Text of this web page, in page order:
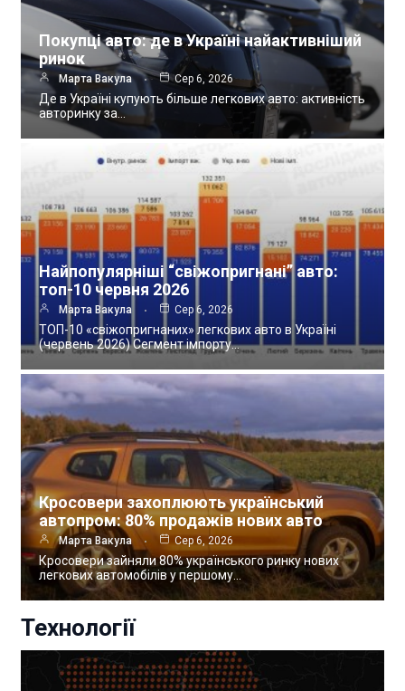
Покупці авто: де в Україні найактивніший
ринок
Марта Вакула Сер 6, 2026
Де в Україні купують більше легкових авто: активність
авторинку за…
Найпопулярніші “свіжопригнані” авто:
топ-10 червня 2026
Марта Вакула Сер 6, 2026
ТОП-10 «свіжопригнаних» легкових авто в Україні
(червень 2026) Сегмент імпорту…
Кросовери захоплюють український
автопром: 80% продажів нових авто
Марта Вакула Сер 6, 2026
Кросовери зайняли 80% українського ринку нових
легкових автомобілів у першому…
Технології